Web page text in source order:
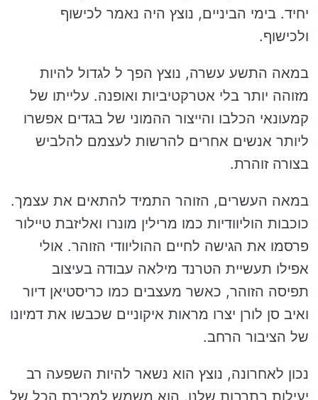
יחיד. בימי הביניים, נוצץ היה נאמר לכישוף
ולכישוף.
במאה התשע עשרה, נוצץ הפך ל לגדול להיות
מזוהה יותר בלי אטרקטיביות ואופנה. עלייתו של
קמעונאי הכלבו והייצור ההמוני של בגדים אפשרו
ליותר אנשים אחרים להרשות לעצמם להלביש
בצורה זוהרת.
במאה העשרים, הזוהר התמיד להתאים את עצמך.
כוכבות הוליוודיות כמו מרילין מונרו ואליזבת טיילור
פרסמו את הגישה לחיים ההוליוודי הזוהר. אולי
אפילו תעשיית הטרנד מילאה עבודה בעיצוב
תפיסה הזוהר, כאשר מעצבים כמו כריסטיאן דיור
ואיב סן לורן יצרו מראות איקוניים שכבשו את דמיונו
של הציבור הרחב.
נכון לאחרונה, נוצץ הוא נשאר להיות השפעה רב
יעילות בתרבות שלנו. הוא משמש למכירת הכל של